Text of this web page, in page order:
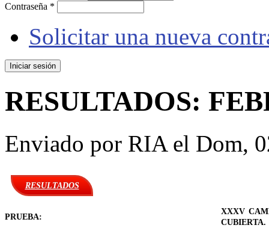
Contraseña *
Solicitar una nueva
RESULTADOS:
Enviado por RIAel Dom,
RESULTADOS
PRUEBA:
XXXV
CUBIERTA.